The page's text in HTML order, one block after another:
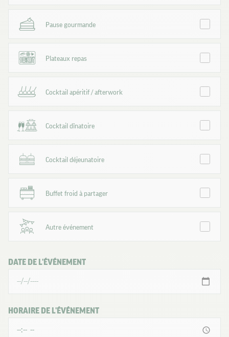
Pause gourmande
Plateaux repas
Cocktail apéritif / afterwork
Cocktail dînatoire
Cocktail déjeunatoire
Buffet froid à partager
Autre événement
DATE DE L'ÉVÉNEMENT
HORAIRE DE L'ÉVÉNEMENT